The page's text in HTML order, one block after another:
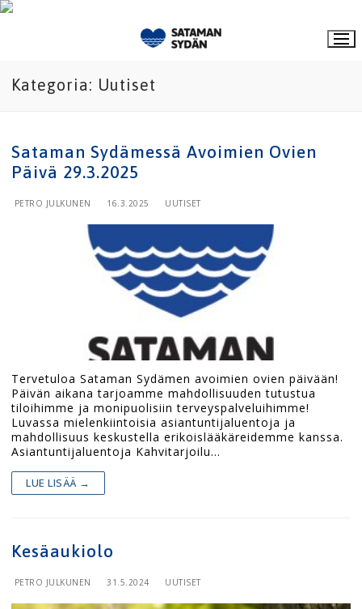
Kategoria: Uutiset
Sataman Sydämessä Avoimien Ovien
Päivä 29.3.2025
PETRO JULKUNEN 16.3.2025 UUTISET
Tervetuloa Sataman Sydämen avoimien ovien päivään!
Päivän aikana tarjoamme mahdollisuuden tutustua
tiloihimme ja monipuolisiin terveyspalveluihimme!
Luvassa mielenkiintoisia asiantuntijaluentoja ja
mahdollisuus keskustella erikoislääkäreidemme kanssa.
Asiantuntijaluentoja Kahvitarjoilu…
LUE LISÄÄ →
Kesäaukiolo
PETRO JULKUNEN 31.5.2024 UUTISET